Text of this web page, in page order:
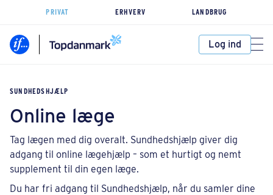
PRIVAT ERHVERV LANDBRUG
Log ind
SUNDHEDSHJÆLP
Online læge
Tag lægen med dig overalt. Sundhedshjælp giver dig
adgang til online lægehjælp – som et hurtigt og nemt
supplement til din egen læge.
Du har fri adgang til Sundhedshjælp, når du samler dine